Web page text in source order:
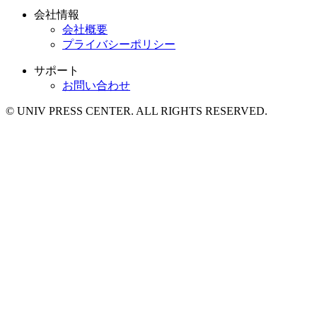
会社情報
会社概要
プライバシーポリシー
サポート
お問い合わせ
© UNIV PRESS CENTER. ALL RIGHTS RESERVED.